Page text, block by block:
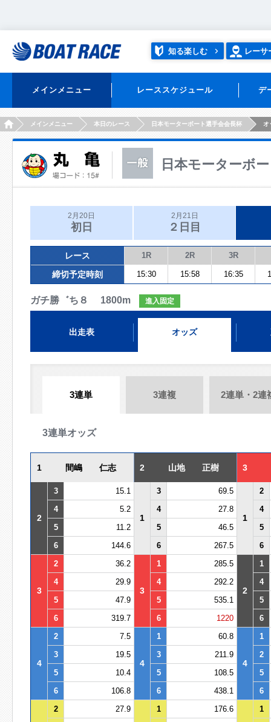
知る楽しむ レーサ
メインメニュー レーススケジュール デ
HOMEメインメニュー 本日のレース 日本モーターボート選手会会長杯 オ
日本モーターボ
2月20日
初日
2月21日
２日目
レース 1R 2R 3R
締切予定時刻 15:30 15:58 16:35
ガチ勝゛ち８ 1800m 進入固定
出走表 オッズ
3連単 3連複 2連単・2連
3連単オッズ
1 間嶋 仁志 2 山地 正樹 3
2
3 15.1
1
3 69.5
1
2
4
5.2 4 27.8
4
5
11.2 5 46.5
5
6
144.6 6 267.5 6
3
2 36.2
3
1 285.5
2
1
4
29.9 4 292.2
4
5
47.9 5 535.1
5
6
319.7 6 1220 6
4
2 7.5
4
1 60.8
4
1
3
19.5 3 211.9
2
5
10.4 5 108.5
5
6
106.8 6 438.1 6
2 27.9 1 176.6
1